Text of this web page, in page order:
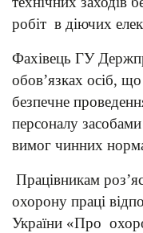
робіт в діючих
Фахівець ГУ
обов’язках осіб,
безпечне
персоналу
вимог чинних
Працівникам
охорону праці
України «Про